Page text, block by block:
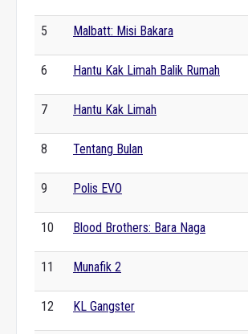
5 Malbatt: Misi Bakara
6 Hantu Kak Limah Balik Rumah
7 Hantu Kak Limah
8 Tentang Bulan
9 Polis EVO
10 Blood Brothers: Bara Naga
11 Munafik 2
12 KL Gangster